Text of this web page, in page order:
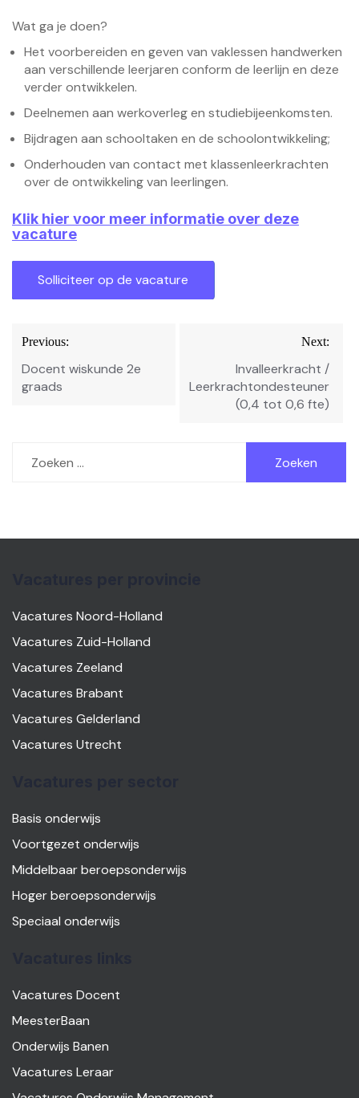
Wat ga je doen?
Het voorbereiden en geven van vaklessen handwerken
aan verschillende leerjaren conform de leerlijn en deze
verder ontwikkelen.
Deelnemen aan werkoverleg en studiebijeenkomsten.
Bijdragen aan schooltaken en de schoolontwikkeling;
Onderhouden van contact met klassenleerkrachten
over de ontwikkeling van leerlingen.
Klik hier voor meer informatie over deze
vacature
Bericht
navigatie
Previous:
Docent wiskunde 2e
graads
Next:
Invalleerkracht /
Leerkrachtondesteuner
(0,4 tot 0,6 fte)
naar:
Vacatures Noord-Holland
Vacatures Zuid-Holland
Vacatures Zeeland
Vacatures Brabant
Vacatures Gelderland
Vacatures Utrecht
Basis onderwijs
Voortgezet onderwijs
Middelbaar beroepsonderwijs
Hoger beroepsonderwijs
Speciaal onderwijs
Vacatures Docent
MeesterBaan
Onderwijs Banen
Vacatures Leraar